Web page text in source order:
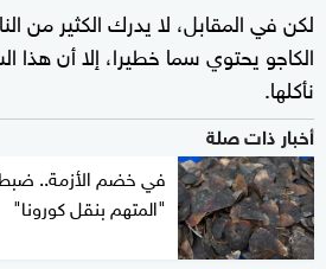
لكن في المقابل، لا يدرك الكثير من
الكاجو يحتوي سما خطيرا، إلا أن هذا
نأكلها.
أخبار ذات صلة
"المتهم بنقل كورونا"